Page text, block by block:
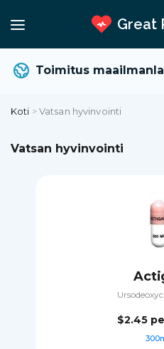
Great
Toimitus
Koti >Vatsan hyvinvointi
Vatsan hyvinvointi
$2.45